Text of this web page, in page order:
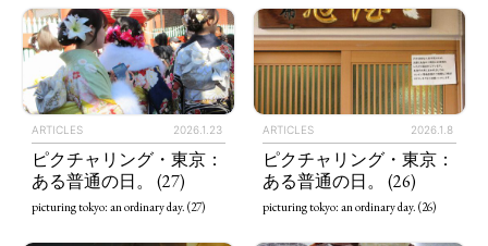
ARTICLES 2026.1.23
ピクチャリング・東京：
ある普通の日。 (27)
picturing tokyo: an ordinary day. (27)
ARTICLES 2026.1.8
ピクチャリング・東京：
ある普通の日。 (26)
picturing tokyo: an ordinary day. (26)